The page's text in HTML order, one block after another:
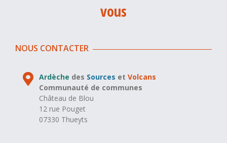
vous
NOUS CONTACTER
Ardèche des Sources etVolcans
Communauté de communes
Château de Blou
12 rue Pouget
07330 Thueyts